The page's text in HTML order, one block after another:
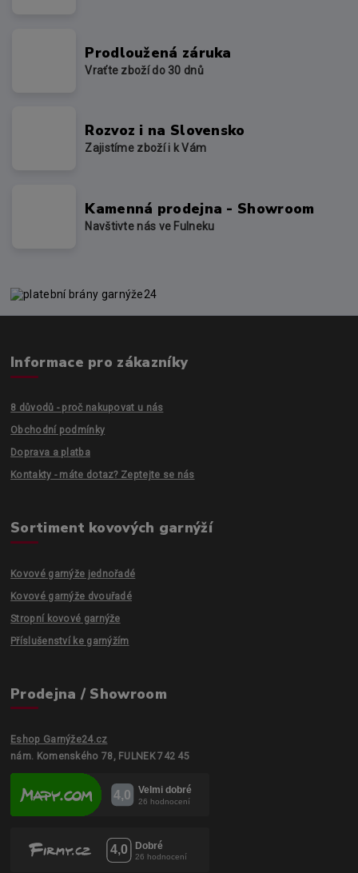
Prodloužená záruka
Vraťte zboží do 30 dnů
Rozvoz i na Slovensko
Zajistíme zboží i k Vám
Kamenná prodejna - Showroom
Navštivte nás ve Fulneku
Informace pro zákazníky
8 důvodů - proč nakupovat u nás
Obchodní podmínky
Doprava a platba
Kontakty - máte dotaz? Zeptejte se nás
Sortiment kovových garnýží
Kovové garnýže jednořadé
Kovové garnýže dvouřadé
Stropní kovové garnýže
Příslušenství ke garnýžím
Prodejna / Showroom
Eshop Garnýže24.cz
nám. Komenského 78, FULNEK 742 45